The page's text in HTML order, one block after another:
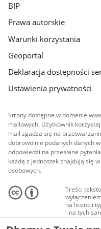
BIP
Prawa autorskie
Warunki korzystania
Geoportal
Deklaracja dostępności
Ustawienia prywatności
Strony dostępne w domenie
mailowych. Użytkownik
mail zgadza się na
dobrowolnie podanych danych
odpowiedzi na przesłane
każdą z jednostek znajdują się
osobowych.
Treści
na licencji
- na tych
Materiały